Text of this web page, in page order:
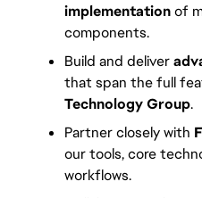
implementationof
components.
Build and deliver
that span the full
Technology Group.
Partner closely with
our tools, core
workflows.